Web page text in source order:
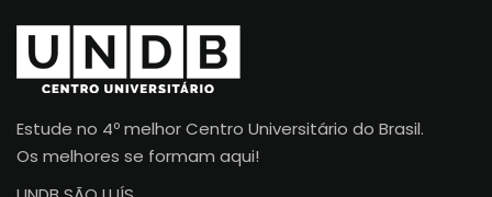
Estude no 4º melhor Centro Universitário do Brasil.
Os melhores se formam aqui!